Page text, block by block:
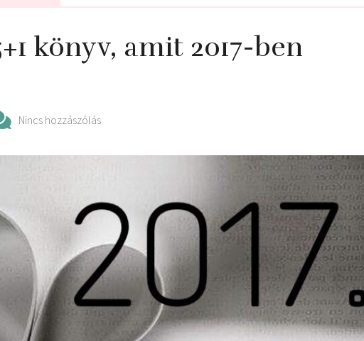
könyv, amit 2017-ben
Nincs hozzászólás